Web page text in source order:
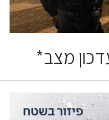
מצב*